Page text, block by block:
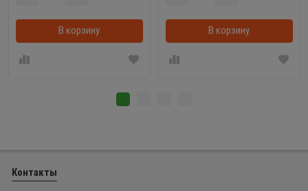
В корзину В корзинкеВ корзину
Контакты